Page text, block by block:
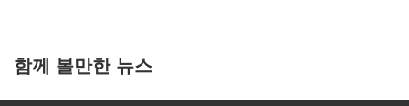
함께 볼만한 뉴스